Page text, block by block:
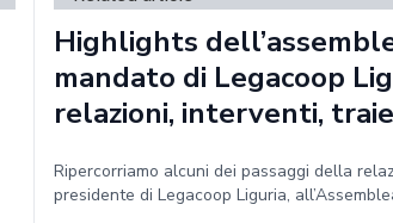
Highlights
mandato di Legacoop
relazioni, interventi,
Ripercorriamo alcuni dei passaggi della
presidente di Legacoop Liguria,